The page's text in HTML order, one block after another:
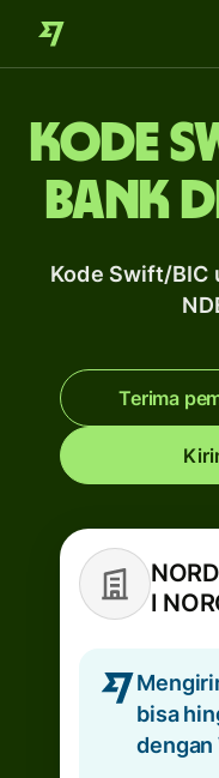
Kode
Bank
Kode Swift/BIC
Terima
I
bisa
dengan